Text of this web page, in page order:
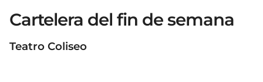
Cartelera del fin de semana
Teatro Coliseo